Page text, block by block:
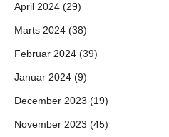
April 2024 (29)
Marts 2024 (38)
Februar 2024 (39)
Januar 2024 (9)
December 2023 (19)
November 2023 (45)